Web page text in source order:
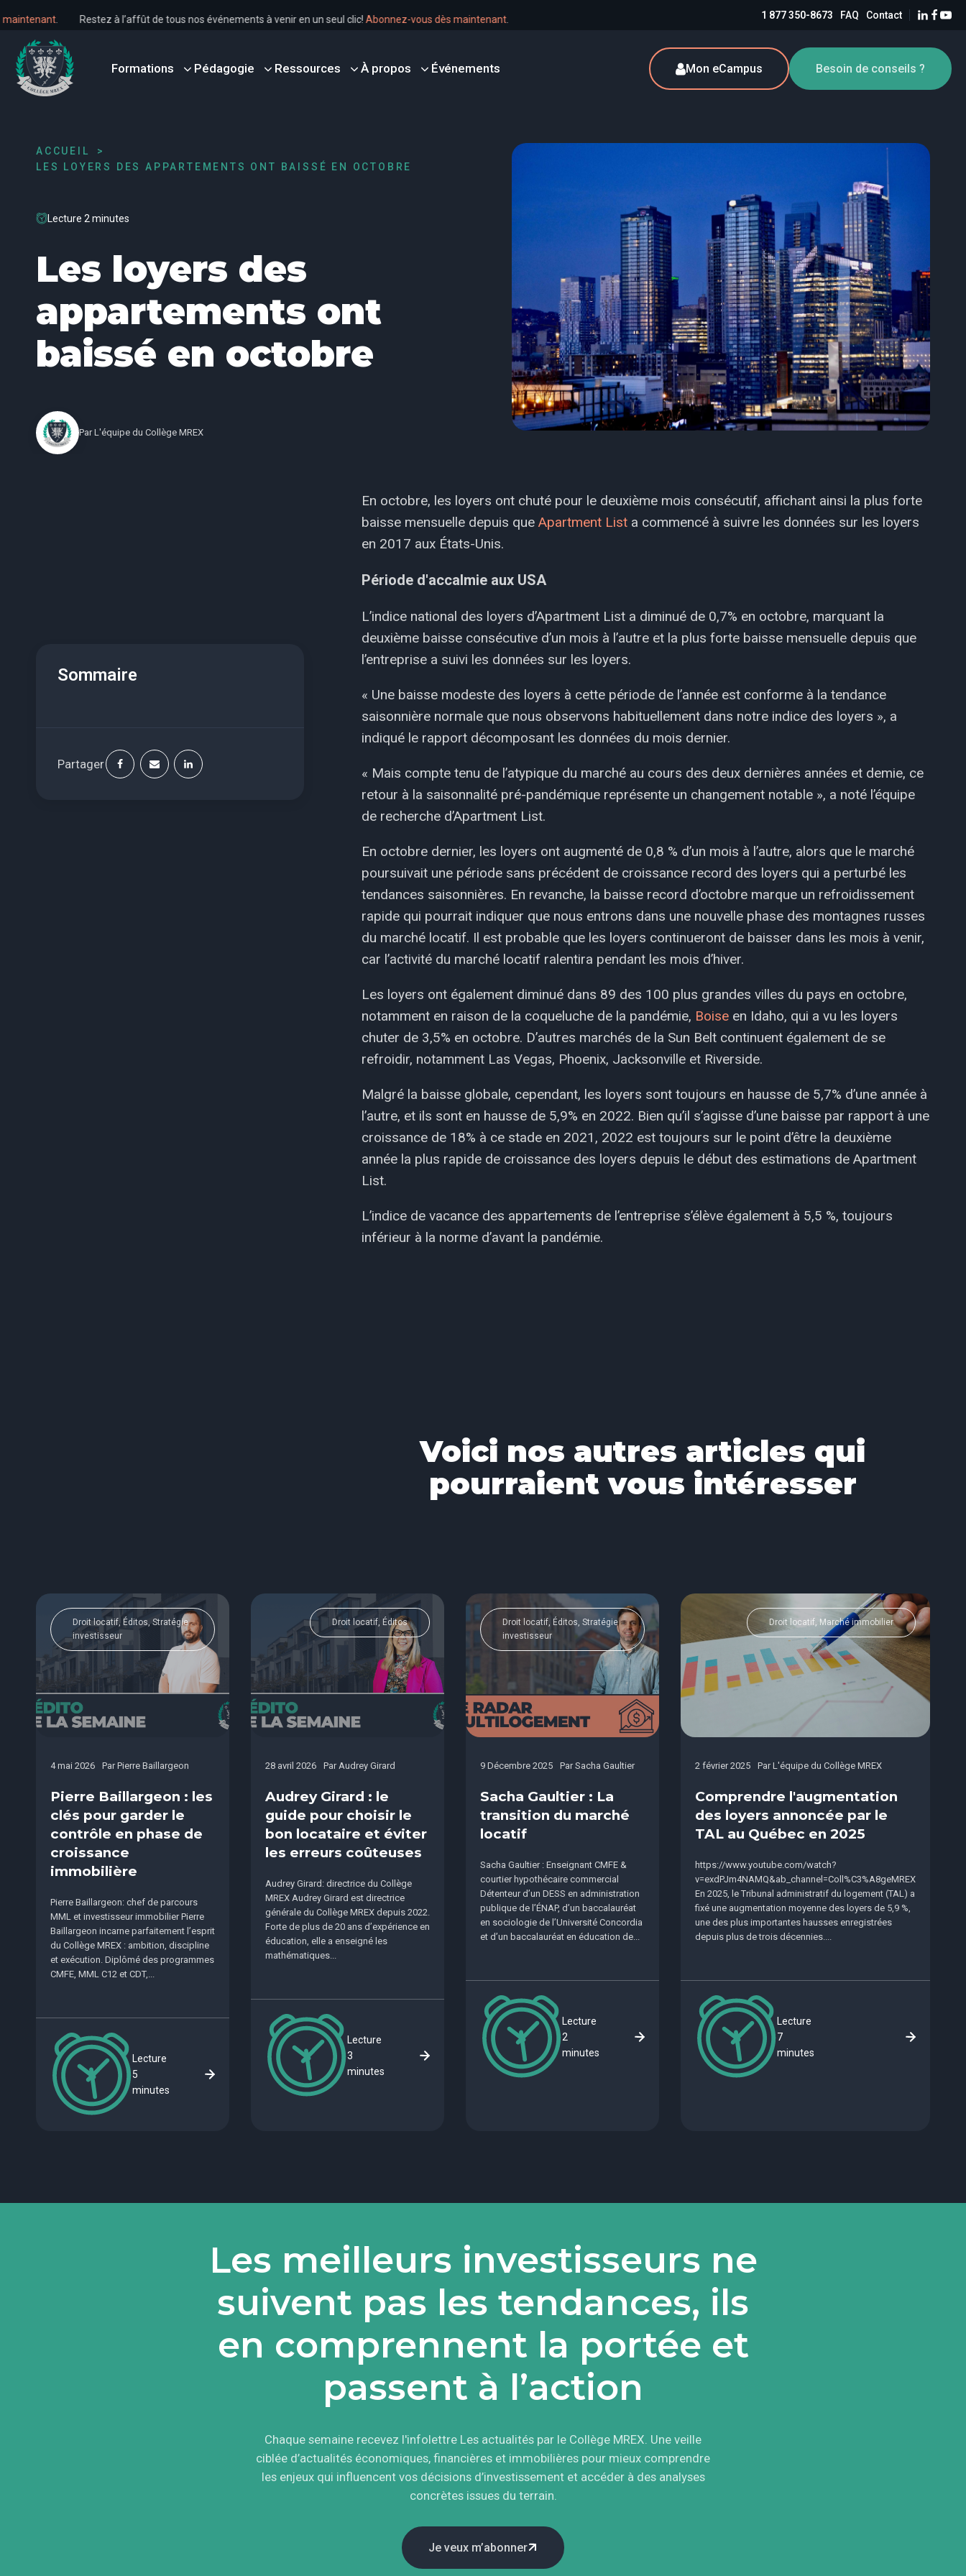
dès maintenant. Restez à l’affût de tous nos événements à venir en un seul clic!Abonnez-vous dès maintenant 1 877 350-8673 FAQ Contact
Formations Pédagogie Ressources À propos Événements Mon eCampus Besoin de conseils ?
ACCUEIL
LES LOYERS DES APPARTEMENTS ONT BAISSÉ EN OCTOBRE
Lecture 2 minutes
Les loyers des
appartements ont
baissé en octobre
Par L'équipe du Collège MREX
Sommaire
Partager
En octobre, les loyers ont chuté pour le deuxième mois consécutif, affichant ainsi la plus forte
baisse mensuelle depuis queApartment List a commencé à suivre les données sur les loyers
en 2017 aux États-Unis.
Période d'accalmie aux USA
L’indice national des loyers d’Apartment List a diminué de 0,7% en octobre, marquant la
deuxième baisse consécutive d’un mois à l’autre et la plus forte baisse mensuelle depuis que
l’entreprise a suivi les données sur les loyers.
« Une baisse modeste des loyers à cette période de l’année est conforme à la tendance
saisonnière normale que nous observons habituellement dans notre indice des loyers », a
indiqué le rapport décomposant les données du mois dernier.
« Mais compte tenu de l’atypique du marché au cours des deux dernières années et demie, ce
retour à la saisonnalité pré-pandémique représente un changement notable », a noté l’équipe
de recherche d’Apartment List.
En octobre dernier, les loyers ont augmenté de 0,8 % d’un mois à l’autre, alors que le marché
poursuivait une période sans précédent de croissance record des loyers qui a perturbé les
tendances saisonnières. En revanche, la baisse record d’octobre marque un refroidissement
rapide qui pourrait indiquer que nous entrons dans une nouvelle phase des montagnes russes
du marché locatif. Il est probable que les loyers continueront de baisser dans les mois à venir,
car l’activité du marché locatif ralentira pendant les mois d’hiver.
Les loyers ont également diminué dans 89 des 100 plus grandes villes du pays en octobre,
notamment en raison de la coqueluche de la pandémie, Boise en Idaho, qui a vu les loyers
chuter de 3,5% en octobre. D’autres marchés de la Sun Belt continuent également de se
refroidir, notamment Las Vegas, Phoenix, Jacksonville et Riverside.
Malgré la baisse globale, cependant, les loyers sont toujours en hausse de 5,7% d’une année à
l’autre, et ils sont en hausse de 5,9% en 2022. Bien qu’il s’agisse d’une baisse par rapport à une
croissance de 18% à ce stade en 2021, 2022 est toujours sur le point d’être la deuxième
année la plus rapide de croissance des loyers depuis le début des estimations de Apartment
List.
L’indice de vacance des appartements de l’entreprise s’élève également à 5,5 %, toujours
inférieur à la norme d’avant la pandémie.
Voici nos autres articles qui
pourraient vous intéresser
Droit locatif, Éditos, Stratégie
investisseur
4 mai 2026 Par Pierre Baillargeon
Pierre Baillargeon : les
clés pour garder le
contrôle en phase de
croissance
immobilière
Pierre Baillargeon: chef de parcours
MML et investisseur immobilier Pierre
Baillargeon incarne parfaitement l’esprit
du Collège MREX : ambition, discipline
et exécution. Diplômé des programmes
CMFE, MML C12 et CDT,...
Lecture
5
minutes
Droit locatif, Éditos
28 avril 2026 Par Audrey Girard
Audrey Girard : le
guide pour choisir le
bon locataire et éviter
les erreurs coûteuses
Audrey Girard: directrice du Collège
MREX Audrey Girard est directrice
générale du Collège MREX depuis 2022.
Forte de plus de 20 ans d’expérience en
éducation, elle a enseigné les
mathématiques...
Lecture
3
minutes
Droit locatif, Éditos, Stratégie
investisseur
9 Décembre 2025 Par Sacha Gaultier
Sacha Gaultier : La
transition du marché
locatif
Sacha Gaultier : Enseignant CMFE &
courtier hypothécaire commercial
Détenteur d’un DESS en administration
publique de l’ÉNAP, d’un baccalauréat
en sociologie de l’Université Concordia
et d’un baccalauréat en éducation de...
Lecture
2
minutes
Droit locatif, Marché immobilier
2 février 2025 Par L'équipe du Collège MREX
Comprendre l'augmentation
des loyers annoncée par le
TAL au Québec en 2025
https://www.youtube.com/watch?
v=exdPJm4NAMQ&ab_channel=Coll%C3%A8geMREX
En 2025, le Tribunal administratif du logement (TAL) a
fixé une augmentation moyenne des loyers de 5,9 %,
une des plus importantes hausses enregistrées
depuis plus de trois décennies....
Lecture
7
minutes
Les meilleurs investisseurs ne
suivent pas les tendances, ils
en comprennent la portée et
passent à l’action
Chaque semaine recevez l'infolettre Les actualités par le Collège MREX. Une veille
ciblée d’actualités économiques, financières et immobilières pour mieux comprendre
les enjeux qui influencent vos décisions d’investissement et accéder à des analyses
concrètes issues du terrain.
Je veux m’abonner